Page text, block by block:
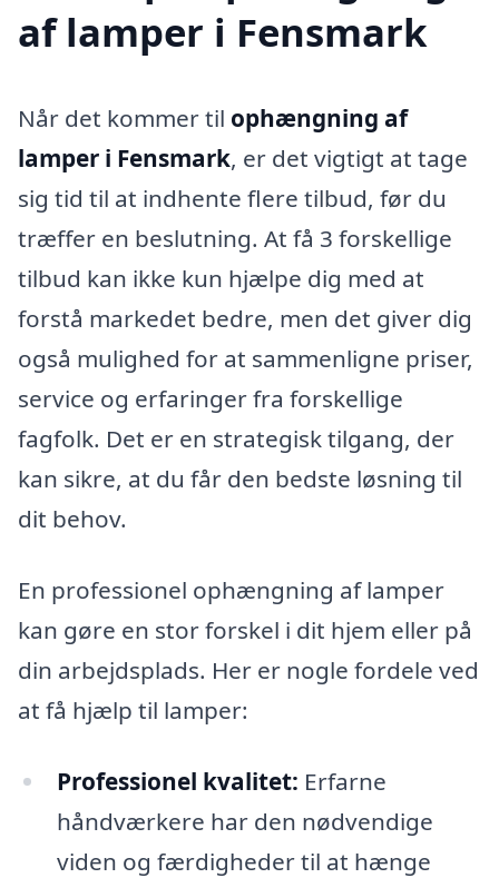
af lamper i Fensmark
Når det kommer til ophængning af
lamper i Fensmark, er det vigtigt at tage
sig tid til at indhente flere tilbud, før du
træffer en beslutning. At få 3 forskellige
tilbud kan ikke kun hjælpe dig med at
forstå markedet bedre, men det giver dig
også mulighed for at sammenligne priser,
service og erfaringer fra forskellige
fagfolk. Det er en strategisk tilgang, der
kan sikre, at du får den bedste løsning til
dit behov.
En professionel ophængning af lamper
kan gøre en stor forskel i dit hjem eller på
din arbejdsplads. Her er nogle fordele ved
at få hjælp til lamper:
Professionel kvalitet: Erfarne
håndværkere har den nødvendige
viden og færdigheder til at hænge